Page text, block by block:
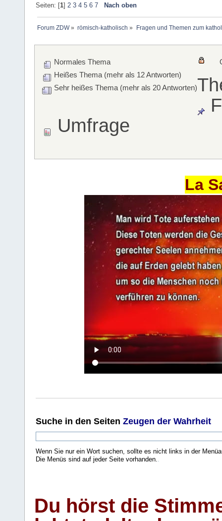
Seiten: [1] 2 3 4 5 6 7 Nach oben
Forum ZDW» römisch-katholisch » Fragen und Themen zum
Normales Thema
Heißes Thema (mehr als 12 Antworten)
Sehr heißes Thema (mehr als 20 Antworten)
Umfrage
La
Suche in den Seiten Zeugen der Wahrheit
Wenn Sie nur ein Wort suchen, sollte es nicht links in der
Die Menüs sind auf jeder Seite vorhanden..
Du hörst die